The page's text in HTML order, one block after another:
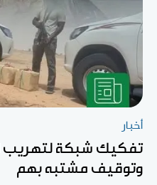
أخبار
تفكيك شبكة لتهريب
وتوقيف مشتبه بهم